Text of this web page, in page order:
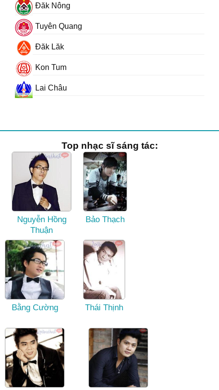
Đăk Nông
Tuyên Quang
Đăk Lăk
Kon Tum
Lai Châu
Top nhạc sĩ sáng tác:
Nguyễn Hồng
Thuận
Bảo Thạch
Bằng Cường Thái Thịnh